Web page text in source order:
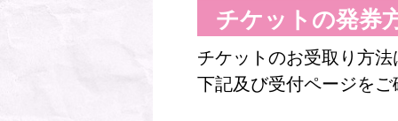
チケットの発券
チケットのお受取り方
下記及び受付ページを